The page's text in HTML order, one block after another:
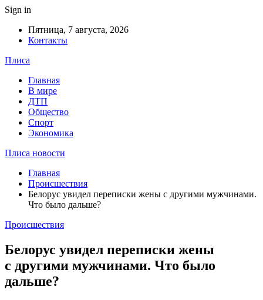
Sign in
Пятница, 7 августа, 2026
Контакты
Плиса
Главная
В мире
ДТП
Общество
Спорт
Экономика
Плиса новости
Главная
Происшествия
Белорус увидел переписки жены с другими мужчинами.
Что было дальше?
Происшествия
Белорус увидел переписки жены
с другими мужчинами. Что было
дальше?